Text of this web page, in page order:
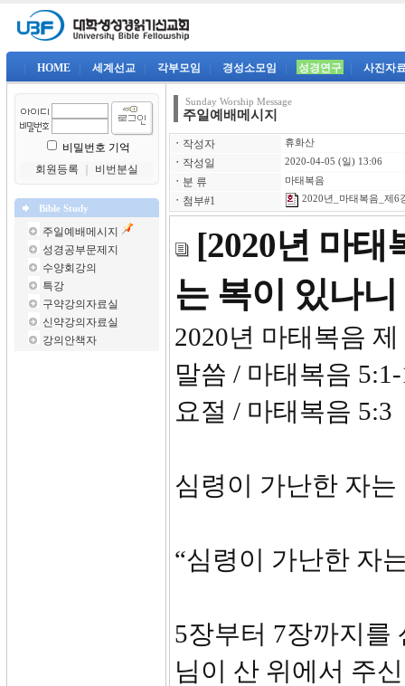
HOME 세계선교 각부모임 경성소모임 성경연구 사진자
비밀번호 기억
회원등록
비번분실
Bible Study
주일예배메시지
성경공부문제지
수양회강의
특강
구약강의자료실
신약강의자료실
강의안책자
Sunday Worship Message
주일예배메시지
ㆍ 작성자 휴화산
ㆍ 작성일 2020-04-05 (일) 13:06
ㆍ 분 류 마태복음
ㆍ 첨부#1 2020년_마태복음_제6
[2020년 마태
는 복이 있나니
2020년 마태복음 제
말씀 / 마태복음
요절 / 마태복음 5:3
심령이 가난한 자
“심령이 가난한 자
5장부터 7장까지를
님이 산 위에서 주